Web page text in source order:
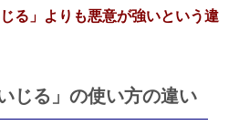
る」よりも悪意が強いという違
じる」の使い方の違い